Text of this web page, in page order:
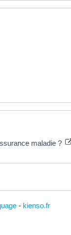
maladie ?
- kienso.fr